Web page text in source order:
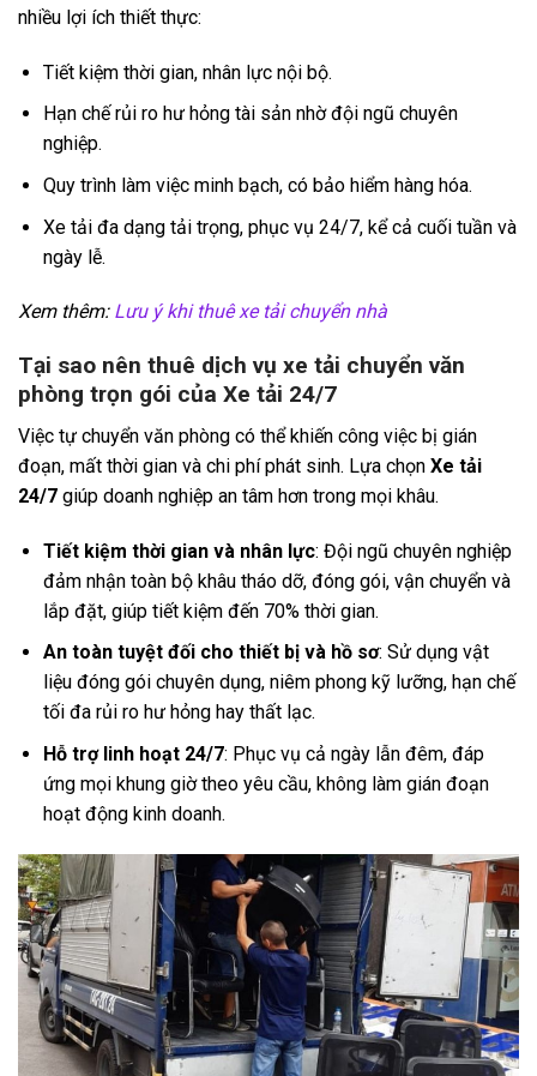
nhiều lợi ích thiết thực:
Tiết kiệm thời gian, nhân lực nội bộ.
Hạn chế rủi ro hư hỏng tài sản nhờ đội ngũ chuyên
nghiệp.
Quy trình làm việc minh bạch, có bảo hiểm hàng hóa.
Xe tải đa dạng tải trọng, phục vụ 24/7, kể cả cuối tuần và
ngày lễ.
Xem thêm: Lưu ý khi thuê xe tải chuyển nhà
Tại sao nên thuê dịch vụ xe tải chuyển văn
phòng trọn gói của Xe tải 24/7
Việc tự chuyển văn phòng có thể khiến công việc bị gián
đoạn, mất thời gian và chi phí phát sinh. Lựa chọn Xe tải
24/7 giúp doanh nghiệp an tâm hơn trong mọi khâu.
Tiết kiệm thời gian và nhân lực: Đội ngũ chuyên nghiệp
đảm nhận toàn bộ khâu tháo dỡ, đóng gói, vận chuyển và
lắp đặt, giúp tiết kiệm đến 70% thời gian.
An toàn tuyệt đối cho thiết bị và hồ sơ: Sử dụng vật
liệu đóng gói chuyên dụng, niêm phong kỹ lưỡng, hạn chế
tối đa rủi ro hư hỏng hay thất lạc.
Hỗ trợ linh hoạt 24/7: Phục vụ cả ngày lẫn đêm, đáp
ứng mọi khung giờ theo yêu cầu, không làm gián đoạn
hoạt động kinh doanh.